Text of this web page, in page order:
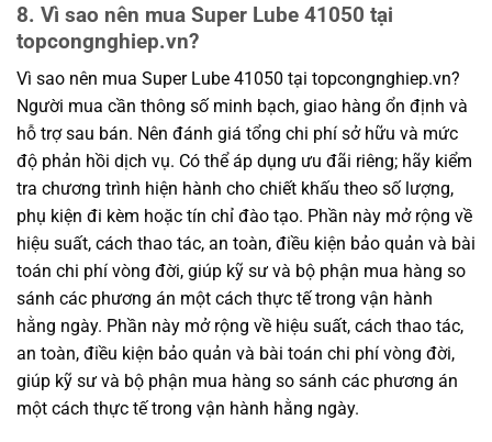
8. Vì sao nên mua Super Lube 41050 tại
topcongnghiep.vn?
Vì sao nên mua Super Lube 41050 tại topcongnghiep.vn?
Người mua cần thông số minh bạch, giao hàng ổn định và
hỗ trợ sau bán. Nên đánh giá tổng chi phí sở hữu và mức
độ phản hồi dịch vụ. Có thể áp dụng ưu đãi riêng; hãy kiểm
tra chương trình hiện hành cho chiết khấu theo số lượng,
phụ kiện đi kèm hoặc tín chỉ đào tạo. Phần này mở rộng về
hiệu suất, cách thao tác, an toàn, điều kiện bảo quản và bài
toán chi phí vòng đời, giúp kỹ sư và bộ phận mua hàng so
sánh các phương án một cách thực tế trong vận hành
hằng ngày. Phần này mở rộng về hiệu suất, cách thao tác,
an toàn, điều kiện bảo quản và bài toán chi phí vòng đời,
giúp kỹ sư và bộ phận mua hàng so sánh các phương án
một cách thực tế trong vận hành hằng ngày.